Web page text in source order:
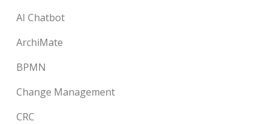
AI Chatbot
ArchiMate
BPMN
Change Management
CRC